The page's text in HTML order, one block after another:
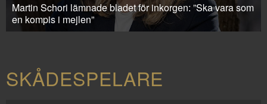
Martin Schori lämnade bladet för inkorgen: ”Ska vara som
en kompis i mejlen”
SKÅDESPELARE